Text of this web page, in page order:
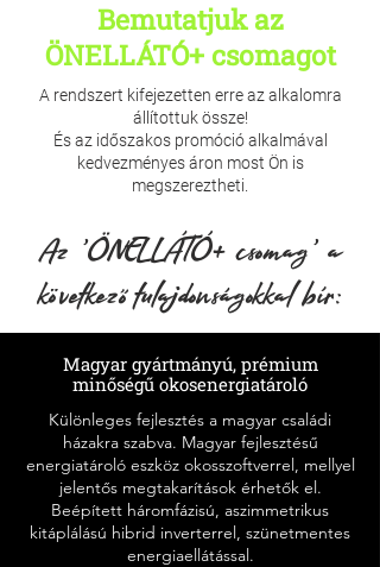
Bemutatjuk az
ÖNELLÁTÓ+ csomagot
A rendszert kifejezetten erre az alkalomra
állítottuk össze!
És az időszakos promóció alkalmával
kedvezményes áron most Ön is
megszereztheti.
Az 'ÖNELLÁTÓ+ csomag' a
következő tulajdonságokkal bír:
Magyar gyártmányú, prémium
minőségű okosenergiatároló
Különleges fejlesztés a magyar családi
házakra szabva. Magyar fejlesztésű
energiatároló eszköz okosszoftverrel, mellyel
jelentős megtakarítások érhetők el.
Beépített háromfázisú, aszimmetrikus
kitáplálású hibrid inverterrel, szünetmentes
energiaellátással.